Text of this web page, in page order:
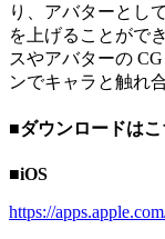
り、アバターとし
を上げることがで
スやアバターの
ンでキャラと触れ
■ダウンロードはこ
■iOS
https://